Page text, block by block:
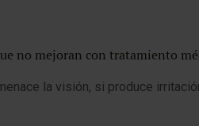
no mejoran con tratamiento
la visión, si produce